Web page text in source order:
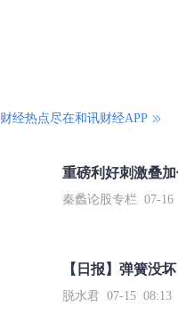
财经热点尽在和讯财经APP
秦蠡论股专栏 07-16
【日报】弹簧没
脱水君 07-15 08:13